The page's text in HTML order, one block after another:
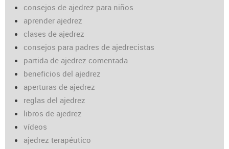
consejos de ajedrez para niños
aprender ajedrez
clases de ajedrez
consejos para padres de ajedrecistas
partida de ajedrez comentada
beneficios del ajedrez
aperturas de ajedrez
reglas del ajedrez
libros de ajedrez
vídeos
ajedrez terapéutico